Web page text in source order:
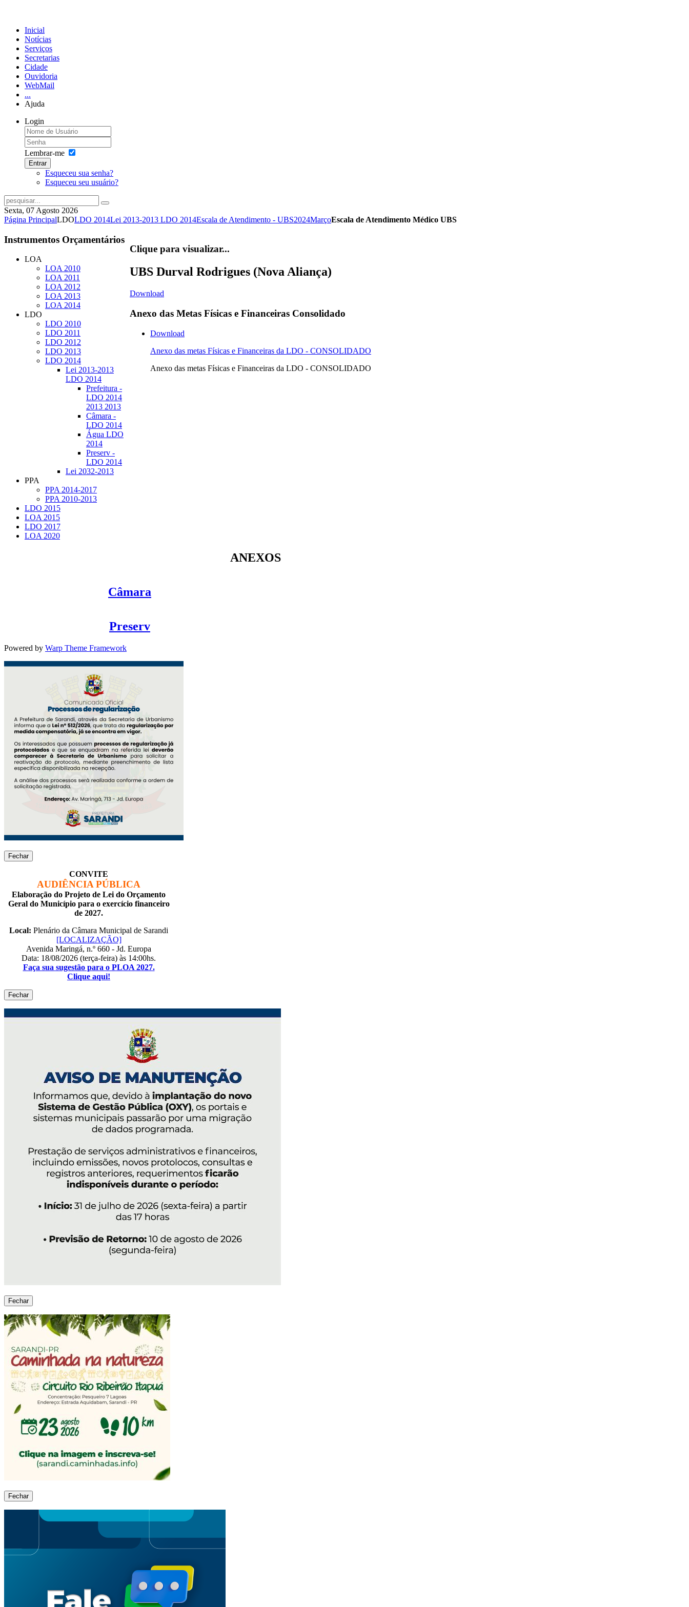
Inicial
Notícias
Serviços
Secretarias
Cidade
Ouvidoria
WebMail
...
Ajuda
Login
Lembrar-me
Entrar
Esqueceu sua senha?
Esqueceu seu usuário?
Sexta, 07 Agosto 2026
Página PrincipalLDOLDO 2014Lei 2013-2013 LDO 2014Escala de Atendimento - UBS2024MarçoEscala de Atendimento Médico UBS
Clique para visualizar...
UBS Durval Rodrigues (Nova Aliança)
Download
Anexo das Metas Físicas e Financeiras Consolidado
Download
Anexo das metas Físicas e Financeiras da LDO - CONSOLIDADO
Anexo das metas Físicas e Financeiras da LDO - CONSOLIDADO
Instrumentos Orçamentários
LOA
LOA 2010
LOA 2011
LOA 2012
LOA 2013
LOA 2014
LDO
LDO 2010
LDO 2011
LDO 2012
LDO 2013
LDO 2014
Lei 2013-2013
LDO 2014
Prefeitura -
LDO 2014
2013 2013
Câmara -
LDO 2014
Água LDO
2014
Preserv -
LDO 2014
Lei 2032-2013
PPA
PPA 2014-2017
PPA 2010-2013
LDO 2015
LOA 2015
LDO 2017
LOA 2020
ANEXOS
Câmara
Preserv
Powered by Warp Theme Framework
Fechar
CONVITE
AUDIÊNCIA PÚBLICA
Elaboração do Projeto de Lei do Orçamento
Geral do Município para o exercício financeiro
de 2027.
Local: Plenário da Câmara Municipal de Sarandi
[LOCALIZAÇÃO]
Avenida Maringá, n.º 660 - Jd. Europa
Data: 18/08/2026 (terça-feira) às 14:00hs.
Faça sua sugestão para o PLOA 2027.
Clique aqui!
Fechar
Fechar
Fechar